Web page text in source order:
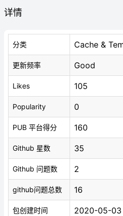
详情
分类 Cache &
更新频率 Good
Likes 105
Popularity 0
PUB 平台得分 160
Github 星数 35
Github 问题数 2
github问题总数 16
包创建时间 2020-05-03